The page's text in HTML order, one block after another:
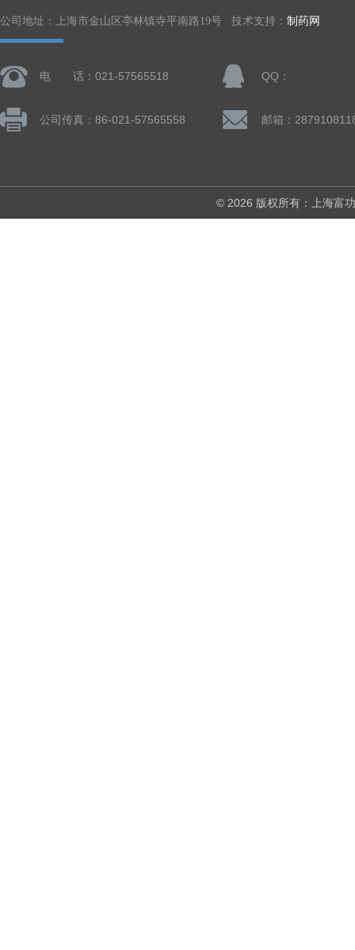
公司地址：上海市金山区亭林镇寺平南路19号 技术支持： 制药网
电 话：021-57565518 QQ：
公司传真：86-021-57565558 邮箱：
© 2026 版权所有：上海富